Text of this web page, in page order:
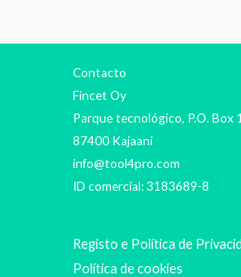
Contacto
Fincet Oy
Parque tecnológico, P.O. Box
87400 Kajaani
info@tool4pro.com
ID comercial: 3183689-8
Registo e Política de
Política de cookies